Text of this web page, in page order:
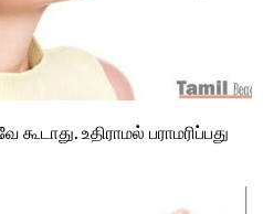
உதிராமல் பராமரிப்பது